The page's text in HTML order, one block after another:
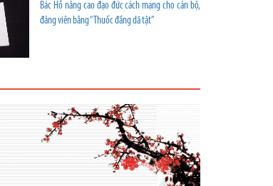
Bác Hồ nâng cao đạo đức cách mạng cho cán bộ,
đảng viên bằng “Thuốc đắng dã tật”